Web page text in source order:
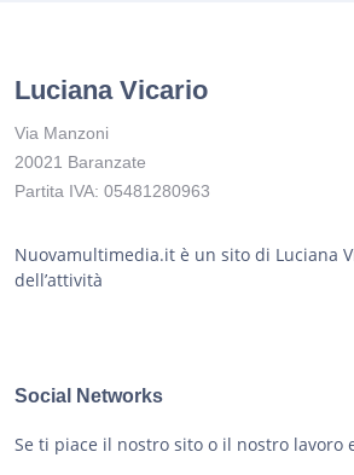
Luciana Vicario
Via Manzoni
20021 Baranzate
Partita IVA: 05481280963
Nuovamultimedia.it è un sito di Luciana
dell’attività
Social Networks
Se ti piace il nostro sito o il nostro lavoro